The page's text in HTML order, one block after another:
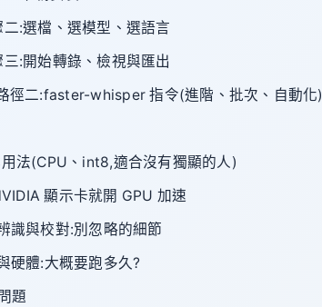
二:選檔、選模型、選語言
三:開始轉錄、檢視與匯出
徑二:faster-whisper 指令(進階、批次、自動化)
法(CPU、int8,適合沒有獨顯的人)
顯示卡就開 GPU 加速
識與校對:別忽略的細節
硬體:大概要跑多久?
題